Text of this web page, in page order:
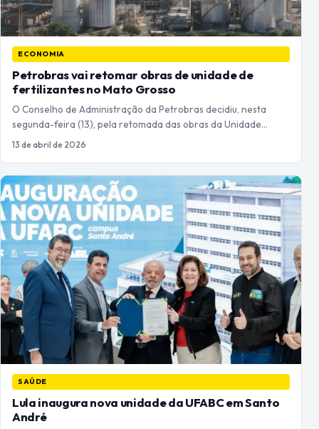
ECONOMIA
Petrobras vai retomar obras de unidade de
fertilizantes no Mato Grosso
O Conselho de Administração da Petrobras decidiu, nesta
segunda-feira (13), pela retomada das obras da Unidade…
13 de abril de 2026
SAÚDE
Lula inaugura nova unidade da UFABC em Santo
André